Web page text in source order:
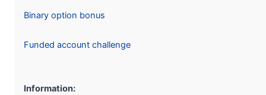
Binary option bonus
Funded account challenge
Information: